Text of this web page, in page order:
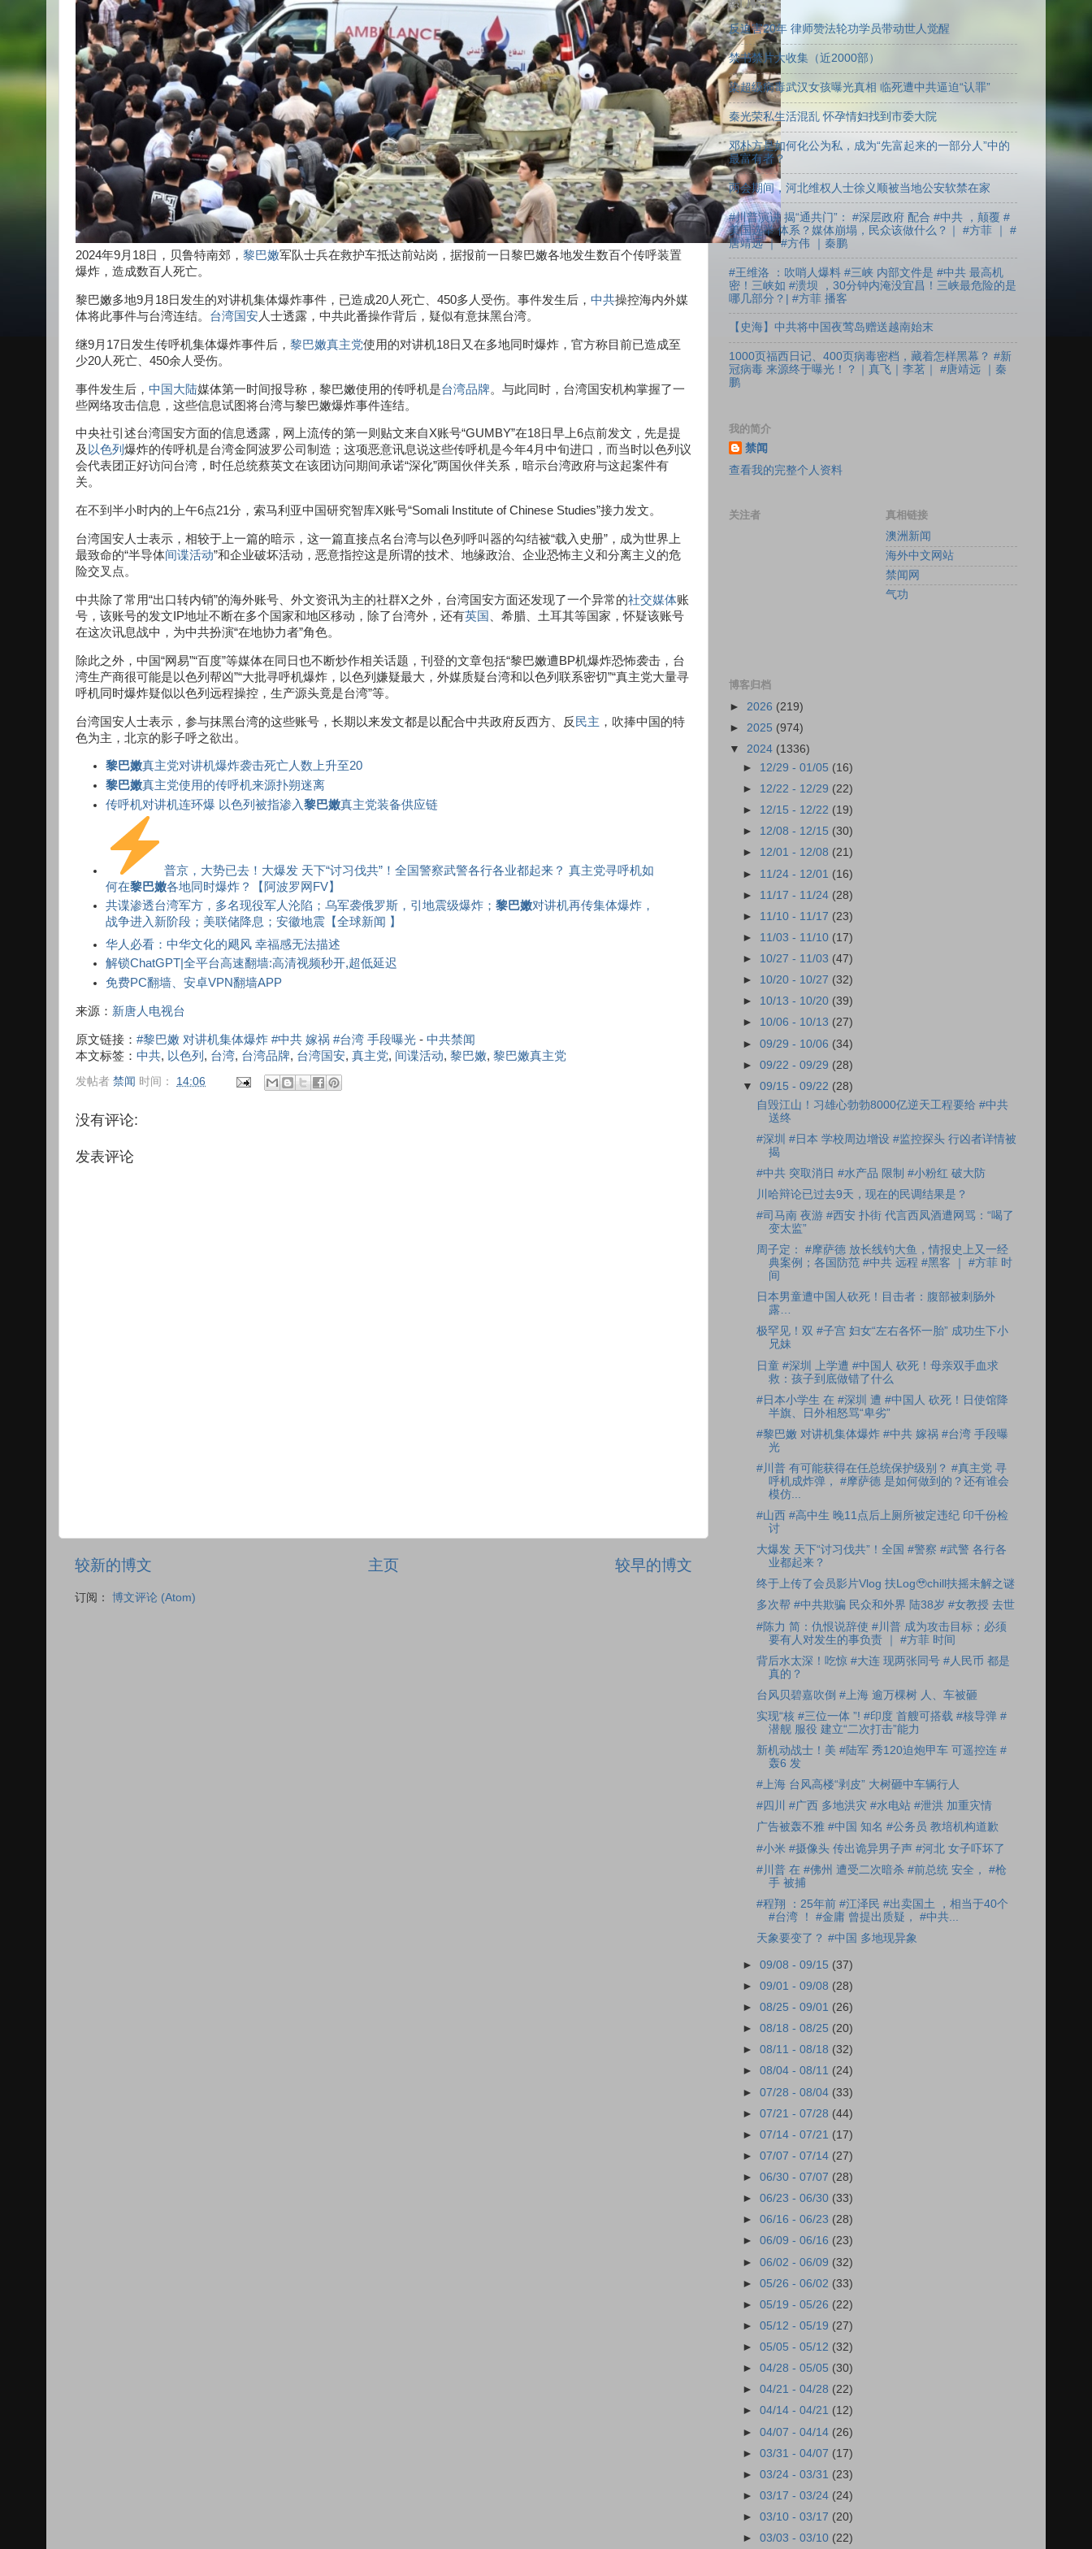
2024年9月18日，贝鲁特南郊， 黎巴嫩军队士兵在救护车抵达前站岗，据报前一日黎巴嫩各地发生数百个传呼装置
爆炸，造成数百人死亡。
黎巴嫩多地9月18日发生的对讲机集体爆炸事件，已造成20人死亡、450多人受伤。事件发生后， 中共操控海内外媒
体将此事件与台湾连结。 台湾国安 人士透露，中共此番操作背后，疑似有意抹黑台湾。
继9月17日发生传呼机集体爆炸事件后， 黎巴嫩真主党使用的对讲机18日又在多地同时爆炸，官方称目前已造成至
少20人死亡、450余人受伤。
事件发生后， 中国大陆媒体第一时间报导称，黎巴嫩使用的传呼机是台湾品牌。与此同时，台湾国安机构掌握了一
些网络攻击信息，这些信息试图将台湾与黎巴嫩爆炸事件连结。
中央社引述台湾国安方面的信息透露，网上流传的第一则贴文来自X账号“GUMBY”在18日早上6点前发文，先是提
及 以色列 爆炸的传呼机是台湾金阿波罗公司制造；这项恶意讯息说这些传呼机是今年4月中旬进口，而当时以色列议
会代表团正好访问台湾，时任总统蔡英文在该团访问期间承诺“深化”两国伙伴关系，暗示台湾政府与这起案件有
关。
在不到半小时内的上午6点21分，索马利亚中国研究智库X账号“Somali Institute of Chinese Studies”接力发文。
台湾国安人士表示，相较于上一篇的暗示，这一篇直接点名台湾与以色列呼叫器的勾结被“载入史册”，成为世界上
最致命的“半导体间谍活动”和企业破坏活动，恶意指控这是所谓的技术、地缘政治、企业恐怖主义和分离主义的危
险交叉点。
中共除了常用“出口转内销”的海外账号、外文资讯为主的社群X之外，台湾国安方面还发现了一个异常的社交媒体账
号，该账号的发文IP地址不断在多个国家和地区移动，除了台湾外，还有英国
、希腊、土耳其等国家，怀疑该账号
在这次讯息战中，为中共扮演“在地协力者”角色。
除此之外，中国“网易”“百度”等媒体在同日也不断炒作相关话题，刊登的文章包括“黎巴嫩遭BP机爆炸恐怖袭击，台
湾生产商很可能是以色列帮凶”“大批寻呼机爆炸，以色列嫌疑最大，外媒质疑台湾和以色列联系密切”“真主党大量寻
呼机同时爆炸疑似以色列远程操控，生产源头竟是台湾”等。
台湾国安人士表示，参与抹黑台湾的这些账号，长期以来发文都是以配合中共政府反西方、反民主 ，吹捧中国的特
色为主，北京的影子呼之欲出。
黎巴嫩真主党对讲机爆炸袭击死亡人数上升至20
黎巴嫩真主党使用的传呼机来源扑朔迷离
传呼机对讲机连环爆 以色列被指渗入黎巴嫩真主党装备供应链
普京，大势已去！大爆发 天下“讨习伐共”！全国警察武警各行各业都起来？ 真主党寻呼机如
何在黎巴嫩各地同时爆炸？【阿波罗网FV】
共谍渗透台湾军方，多名现役军人沦陷；乌军袭俄罗斯，引地震级爆炸；黎巴嫩对讲机再传集体爆炸，
战争进入新阶段；美联储降息；安徽地震【全球新闻 】
华人必看：中华文化的飓风 幸福感无法描述
解锁ChatGPT|全平台高速翻墙:高清视频秒开,超低延迟
免费PC翻墙、安卓VPN翻墙APP
来源： 新唐人电视台
原文链接： #黎巴嫩 对讲机集体爆炸 #中共 嫁祸 #台湾 手段曝光 - 中共禁闻
本文标签： 中共, 以色列 , 台湾, 台湾品牌, 台湾国安, 真主党, 间谍活动, 黎巴嫩, 黎巴嫩真主党
发帖者 禁闻 时间： 14:06
没有评论:
发表评论
较新的博文 较早的博文
主页
订阅： 博文评论 (Atom)
热门帖子
反迫害20年 律师赞法轮功学员带动世人觉醒
禁书禁片大收集（近2000部）
染超级病毒武汉女孩曝光真相 临死遭中共逼迫“认罪”
秦光荣私生活混乱 怀孕情妇找到市委大院
邓朴方是如何化公为私，成为“先富起来的一部分人”中的
最富有者？
两会期间，河北维权人士徐义顺被当地公安软禁在家
#川普演讲 揭“通共门”： #深层政府 配合 #中共 ，颠覆 #
美国选举 体系？媒体崩塌，民众该做什么？｜ #方菲 ｜ #
唐靖远 ｜ #方伟 ｜秦鹏
#王维洛 ：吹哨人爆料 #三峡 内部文件是 #中共 最高机
密！三峡如 #溃坝 ，30分钟内淹没宜昌！三峡最危险的是
哪几部分？| #方菲 播客
【史海】中共将中国夜莺岛赠送越南始末
1000页福西日记、400页病毒密档，藏着怎样黑幕？ #新
冠病毒 来源终于曝光！？｜真飞｜李茗｜ #唐靖远 ｜秦
鹏
我的简介
禁闻
查看我的完整个人资料
关注者
真相链接
澳洲新闻
海外中文网站
禁闻网
气功
博客归档
► 2026 (219)
► 2025 (974)
▼ 2024 (1336)
► 12/29 - 01/05 (16)
► 12/22 - 12/29 (22)
► 12/15 - 12/22 (19)
► 12/08 - 12/15 (30)
► 12/01 - 12/08 (21)
► 11/24 - 12/01 (16)
► 11/17 - 11/24 (28)
► 11/10 - 11/17 (23)
► 11/03 - 11/10 (17)
► 10/27 - 11/03 (47)
► 10/20 - 10/27 (32)
► 10/13 - 10/20 (39)
► 10/06 - 10/13 (27)
►09/29 - 10/06 (34)
►09/22 - 09/29 (28)
▼09/15 - 09/22 (28)
自毁江山！习雄心勃勃8000亿逆天工程要给 #中共
送终
#深圳 #日本 学校周边增设 #监控探头 行凶者详情被
揭
#中共 突取消日 #水产品 限制 #小粉红 破大防
川哈辩论已过去9天，现在的民调结果是？
#司马南 夜游 #西安 扑街 代言西凤酒遭网骂：“喝了
变太监”
周子定： #摩萨德 放长线钓大鱼，情报史上又一经
典案例；各国防范 #中共 远程 #黑客 ｜ #方菲 时
间
日本男童遭中国人砍死！目击者：腹部被刺肠外
露…
极罕见！双 #子宫 妇女“左右各怀一胎” 成功生下小
兄妹
日童 #深圳 上学遭 #中国人 砍死！母亲双手血求
救：孩子到底做错了什么
#日本小学生 在 #深圳 遭 #中国人 砍死！日使馆降
半旗、日外相怒骂“卑劣”
#黎巴嫩 对讲机集体爆炸 #中共 嫁祸 #台湾 手段曝
光
#川普 有可能获得在任总统保护级别？ #真主党 寻
呼机成炸弹， #摩萨德 是如何做到的？还有谁会
模仿...
#山西 #高中生 晚11点后上厕所被定违纪 印千份检
讨
大爆发 天下“讨习伐共”！全国 #警察 #武警 各行各
业都起来？
终于上传了会员影片Vlog 扶Log🥹chill扶摇未解之谜
多次帮 #中共欺骗 民众和外界 陆38岁 #女教授 去世
#陈力 简：仇恨说辞使 #川普 成为攻击目标；必须
要有人对发生的事负责 ｜ #方菲 时间
背后水太深！吃惊 #大连 现两张同号 #人民币 都是
真的？
台风贝碧嘉吹倒 #上海 逾万棵树 人、车被砸
实现“核 #三位一体 ”! #印度 首艘可搭载 #核导弹 #
潜舰 服役 建立“二次打击”能力
新机动战士！美 #陆军 秀120迫炮甲车 可遥控连 #
轰6 发
#上海 台风高楼“剥皮” 大树砸中车辆行人
#四川 #广西 多地洪灾 #水电站 #泄洪 加重灾情
广告被轰不雅 #中国 知名 #公务员 教培机构道歉
#小米 #摄像头 传出诡异男子声 #河北 女子吓坏了
#川普 在 #佛州 遭受二次暗杀 #前总统 安全， #枪
手 被捕
#程翔 ：25年前 #江泽民 #出卖国土 ，相当于40个
#台湾 ！ #金庸 曾提出质疑， #中共...
天象要变了？ #中国 多地现异象
►09/08 - 09/15 (37)
►09/01 - 09/08 (28)
►08/25 - 09/01 (26)
►08/18 - 08/25 (20)
►08/11 - 08/18 (32)
►08/04 - 08/11 (24)
►07/28 - 08/04 (33)
►07/21 - 07/28 (44)
►07/14 - 07/21 (17)
►07/07 - 07/14 (27)
►06/30 - 07/07 (28)
►06/23 - 06/30 (33)
►06/16 - 06/23 (28)
►06/09 - 06/16 (23)
►06/02 - 06/09 (32)
►05/26 - 06/02 (33)
►05/19 - 05/26 (22)
►05/12 - 05/19 (27)
►05/05 - 05/12 (32)
►04/28 - 05/05 (30)
►04/21 - 04/28 (22)
►04/14 - 04/21 (12)
►04/07 - 04/14 (26)
►03/31 - 04/07 (17)
►03/24 - 03/31 (23)
►03/17 - 03/24 (24)
►03/10 - 03/17 (20)
►03/03 - 03/10 (22)